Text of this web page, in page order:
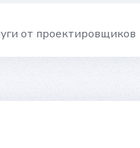
от проектировщиков